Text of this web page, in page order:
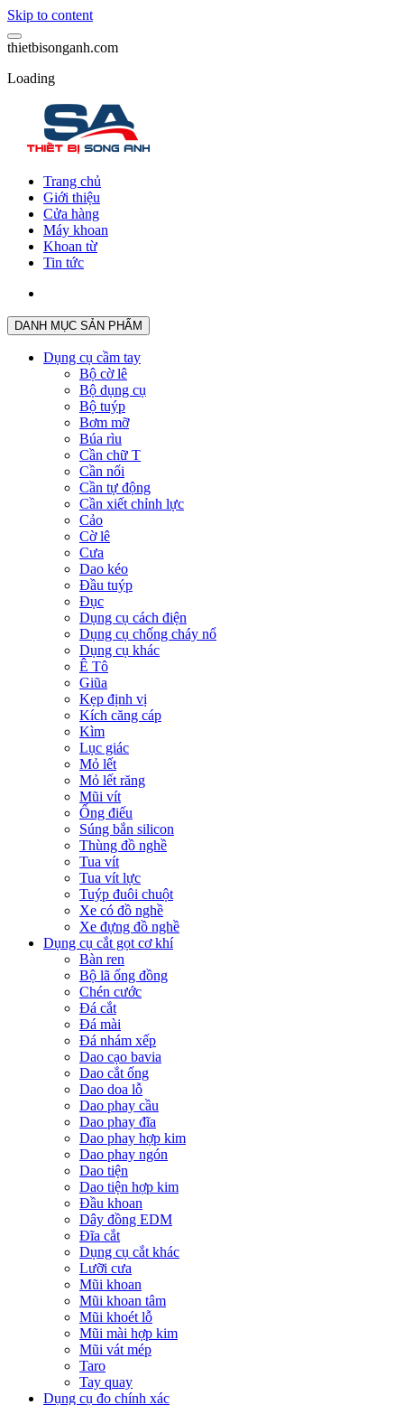
Skip to content
thietbisonganh.com
Loading
Trang chủ
Giới thiệu
Cửa hàng
Máy khoan
Khoan từ
Tin tức
DANH MỤC SẢN PHẨM
Dụng cụ cầm tay
Bộ cờ lê
Bộ dụng cụ
Bộ tuýp
Bơm mỡ
Búa rìu
Cần chữ T
Cần nối
Cần tự động
Cần xiết chỉnh lực
Cảo
Cờ lê
Cưa
Dao kéo
Đầu tuýp
Đục
Dụng cụ cách điện
Dụng cụ chống cháy nổ
Dụng cụ khác
Ê Tô
Giũa
Kẹp định vị
Kích căng cáp
Kìm
Lục giác
Mỏ lết
Mỏ lết răng
Mũi vít
Ống điếu
Súng bắn silicon
Thùng đồ nghề
Tua vít
Tua vít lực
Tuýp đuôi chuột
Xe có đồ nghề
Xe đựng đồ nghề
Dụng cụ cắt gọt cơ khí
Bàn ren
Bộ lã ống đồng
Chén cước
Đá cắt
Đá mài
Đá nhám xếp
Dao cạo bavia
Dao cắt ống
Dao doa lỗ
Dao phay cầu
Dao phay đĩa
Dao phay hợp kim
Dao phay ngón
Dao tiện
Dao tiện hợp kim
Đầu khoan
Dây đồng EDM
Đĩa cắt
Dụng cụ cắt khác
Lưỡi cưa
Mũi khoan
Mũi khoan tâm
Mũi khoét lỗ
Mũi mài hợp kim
Mũi vát mép
Taro
Tay quay
Dụng cụ đo chính xác